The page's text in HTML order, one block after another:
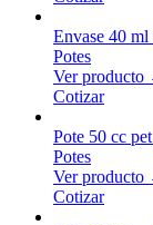
Envase 40
Potes
Ver producto
Cotizar
Pote 50 cc
Potes
Ver producto
Cotizar